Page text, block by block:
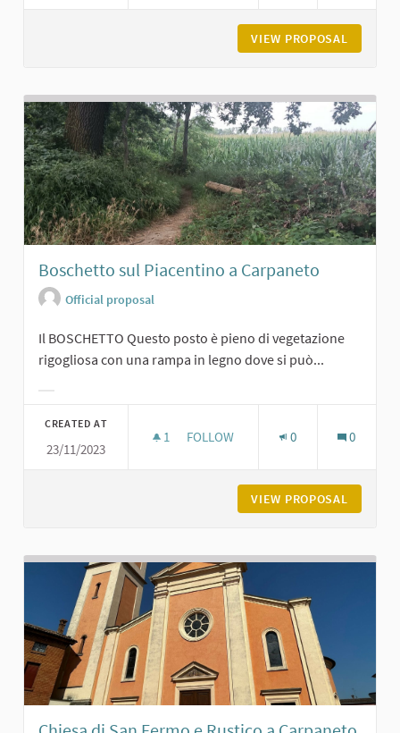
VIEW PROPOSAL
Boschetto sul Piacentino a Carpaneto
Official proposal
Il BOSCHETTO Questo posto è pieno di vegetazione
rigogliosa con una rampa in legno dove si può...
CREATED AT
23/11/2023
1 1 FOLLOWER
FOLLOW 0 0
VIEW PROPOSAL